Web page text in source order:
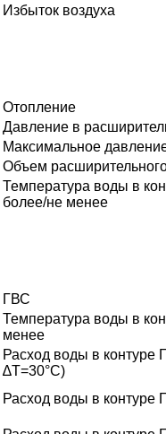
Избыток воздуха
Отопление
Давление в
Максимальное
Объем
Температура воды в
более/не менее
ГВС
Температура воды в
менее
Расход воды в контуре
∆Т=30°С)
Расход воды в контуре